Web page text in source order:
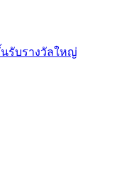
รับรางวัลใหญ่